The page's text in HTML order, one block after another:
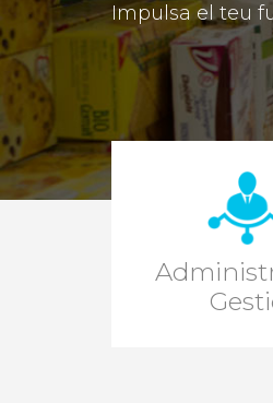
Impulsa el teu